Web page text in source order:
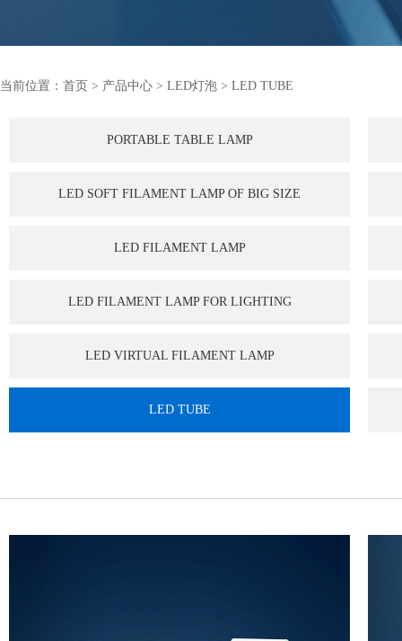
当前位置： 首页 > 产品中心 > LED灯泡 > LED TUBE
PORTABLE TABLE LAMP
LED SOFT FILAMENT LAMP OF BIG SIZE
LED FILAMENT LAMP
LED FILAMENT LAMP FOR LIGHTING
LED VIRTUAL FILAMENT LAMP
LED TUBE